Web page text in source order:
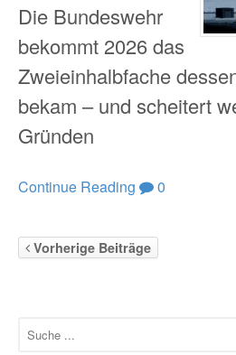
Die Bundeswehr
bekommt 2026 das
Zweieinhalbfache
bekam – und scheitert
Gründen
Continue Reading 0
Vorherige Beiträge